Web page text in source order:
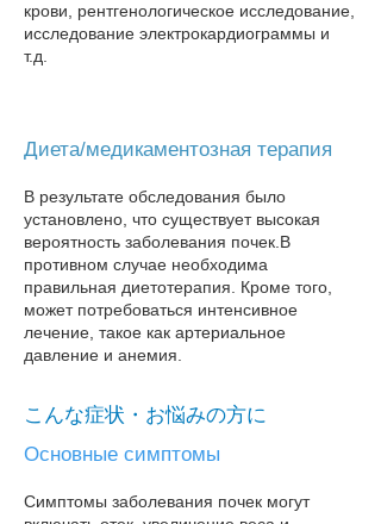
крови, рентгенологическое исследование,
исследование электрокардиограммы и
т.д.
Диета/медикаментозная терапия
В результате обследования было
установлено, что существует высокая
вероятность заболевания почек. В
противном случае необходима
правильная диетотерапия. Кроме того,
может потребоваться интенсивное
лечение, такое как артериальное
давление и анемия.
こんな症状・お悩みの方に
Основные симптомы
Симптомы заболевания почек могут